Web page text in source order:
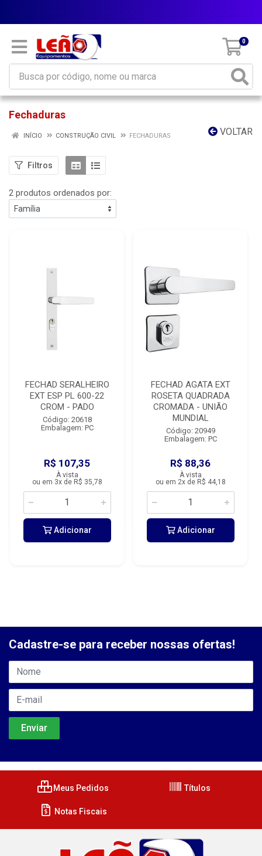
0
Fechaduras
VOLTAR
INÍCIO CONSTRUÇÃO CIVIL FECHADURAS
Filtros
2 produtos ordenados por:
FECHAD SERALHEIRO
EXT ESP PL 600-22
CROM - PADO
Código: 20618
Embalagem: PC
R$ 107,35
À vista
ou em 3x de R$ 35,78
Adicionar
FECHAD AGATA EXT
ROSETA QUADRADA
CROMADA - UNIÃO
MUNDIAL
Código: 20949
Embalagem: PC
R$ 88,36
À vista
ou em 2x de R$ 44,18
Adicionar
Cadastre-se para receber nossas ofertas!
Meus Pedidos Títulos
Notas Fiscais